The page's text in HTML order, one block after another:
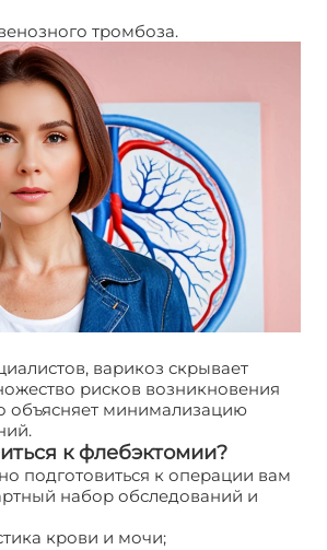
тромбоза.
варикоз скрывает
рисков возникновения
объясняет минимализацию
к флебэктомии?
подготовиться к операции вам
набор обследований и
крови и мочи;